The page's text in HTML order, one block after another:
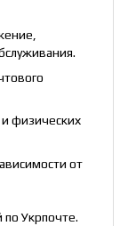
физических
от
Укрпочте.